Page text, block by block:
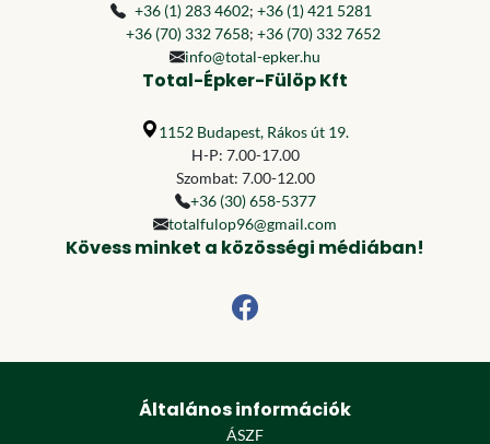
+36 (1) 283 4602; +36 (1) 421 5281
+36 (70) 332 7658; +36 (70) 332 7652
info@total-epker.hu
Total-Épker-Fülöp Kft
1152 Budapest, Rákos út 19.
H-P: 7.00-17.00
Szombat: 7.00-12.00
+36 (30) 658-5377
totalfulop96@gmail.com
Kövess minket a közösségi médiában!
Általános információk
ÁSZF